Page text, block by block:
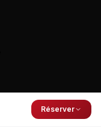
Réserver